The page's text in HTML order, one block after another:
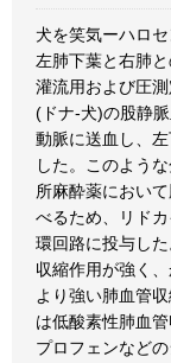
犬を笑気ーハロ
左肺下葉と右肺
灌流用および圧
(ドナ-犬)の股静
動脈に送血し、
した。このよう
所麻酔薬におい
べるため、リド
環回路に投与し
収縮作用が強く
より強い肺血管
は低酸素性肺血
プロフェンなど